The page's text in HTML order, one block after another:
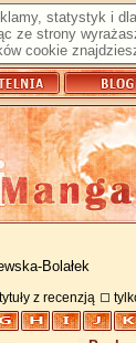
statystyk i
ze strony
cookie
Bolałek
z recenzją